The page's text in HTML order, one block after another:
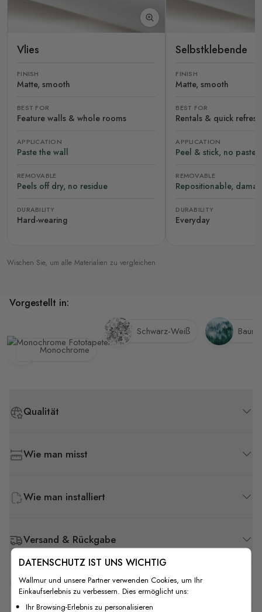
Vlies
FINISH
Matte, smooth
BEST FOR
Feature walls & whole rooms
APPLICATION
Paste the wall
REMOVABLE
Peels off dry, no residue
DURABILITY
Hard-wearing
Selbstklebende
FINISH
Matte, smooth
BEST FOR
Rentals & quick
APPLICATION
Peel & stick, no paste
REMOVABLE
Repositionable,
DURABILITY
Everyday
Wischen Sie, um alle Materialien zu vergleichen
Qualität
Wie man misst
Wie man installiert
Versand & Rückgabe
F.A.Q
Vorgestellt in:
Monochrome
Schwarz-Weiß
DATENSCHUTZ IST UNS WICHTIG
Wallmur und unsere Partner verwenden Cookies, um Ihr
Einkaufserlebnis zu verbessern. Dies ermöglicht uns:
Ihr Browsing-Erlebnis zu personalisieren